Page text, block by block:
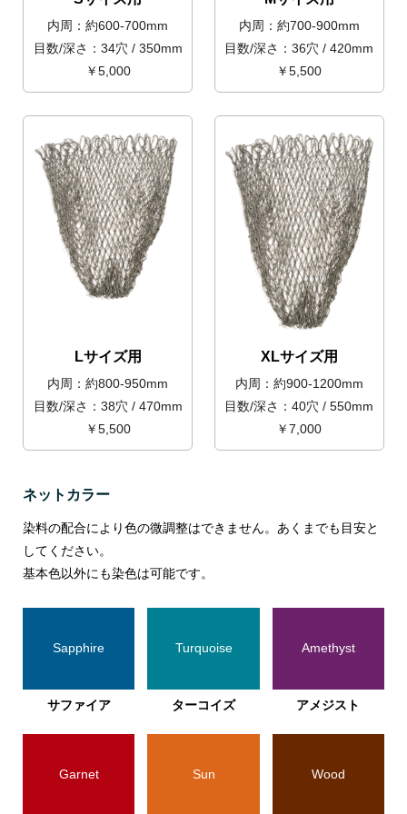
内周：約600-700mm
目数/深さ：34穴 / 350mm
￥5,000
内周：約700-900mm
目数/深さ：36穴 / 420mm
￥5,500
Lサイズ用
内周：約800-950mm
目数/深さ：38穴 / 470mm
￥5,500
XLサイズ用
内周：約900-1200mm
目数/深さ：40穴 / 550mm
￥7,000
ネットカラー
染料の配合により色の微調整はできません。あくまでも目安と
してください。
基本色以外にも染色は可能です。
Sapphire
サファイア
Turquoise
ターコイズ
Amethyst
アメジスト
Garnet Sun Wood